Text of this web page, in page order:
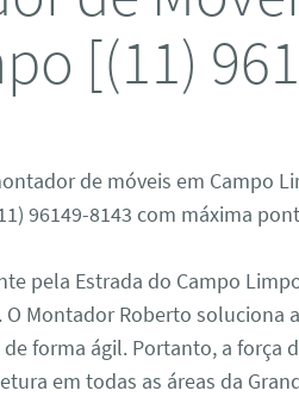
[(11)
de móveis em Campo
96149-8143 com máxima
pela Estrada do Campo
Montador Roberto soluciona
forma ágil. Portanto, a força
em todas as áreas da